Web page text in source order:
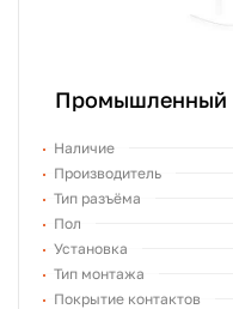
Промышленный
Наличие
Производитель
Тип разъёма
Пол
Установка
Тип монтажа
Покрытие контактов